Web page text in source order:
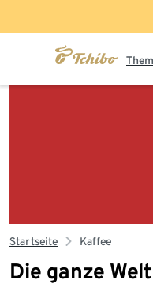
Startseite Kaffee
Die ganze